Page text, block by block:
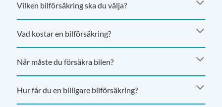
Vilken bilförsäkring ska du välja?
Vad kostar en bilförsäkring?
När måste du försäkra bilen?
Hur får du en billigare bilförsäkring?